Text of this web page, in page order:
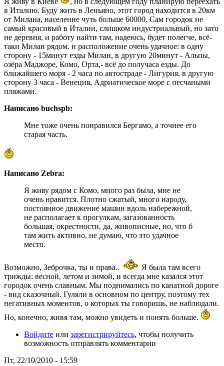
в Италию. Буду жить в Леньяно, этот город находится в 20км
от Милана, население чуть больше 60000. Сам городок не
самый красивый в Италии, слишком индустриальный, но зато
не деревня, и работу найти там, надеюсь, будет полегче, всё-
таки Милан рядом. и расположение очень удачное: в одну
сторону - 15минут езды Милан, в другую 20минут - Альпы,
озёра Маджоре, Комо, Орта,- всё до получаса езды. До
ближайшего моря - 2 часа по автостраде - Лигурия, в другую
сторону 3 часа - Венеция, Адриатическое море с песчаными
пляжами.
Написано buchspb:
Мне тоже очень понравился Бергамо, а точнее его
старая часть.
Написано Zebra:
Я живу рядом с Комо, много раз была, мне не
очень нравится. Плотно сжатый, много народу,
постоянное движение машин вдоль набережной,
не располагает к прогулкам, загазованность
большая, окрестности, да, живописные, но, что б
там жить активно, не думаю, что это удачное
место.
Возможно, Зеброчка, ты и права..
Я была там всего
трижды: весной, летом и зимой, и всегда мне казался этот
городок очень славным. Мы поднимались по канатной дороге
- вид сказочный. Гуляли в основном по центру, поэтому тех
негативных моментов, о которых ты говоришь, не наблюдали.
Но, конечно, живя там, можно увидеть и понять больше.
Войдите или зарегистрируйтесь, чтобы получить
возможность отправлять комментарии
Пт, 22/10/2010 - 15:59